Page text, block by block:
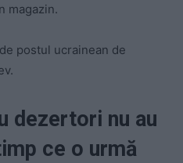
magazin.
postul ucrainean de
dezertori nu au
ce o urmă